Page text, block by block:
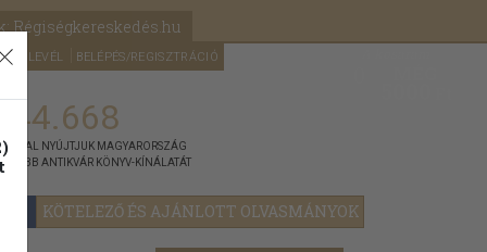
Régiségkereskedés.hu
HÍRLEVÉL BELÉPÉS/REGISZTRÁCIÓ
KÖTELEZŐ ÉS AJÁNLOTT OLVASMÁNYOK
NYÚJTJUK MAGYARORSZÁG
ANTIKVÁR KÖNYV-KÍNÁLATÁT